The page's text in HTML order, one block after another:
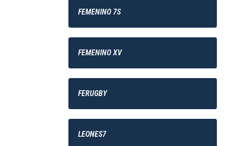
FEMENINO 7S
FEMENINO XV
FERUGBY
LEONES7